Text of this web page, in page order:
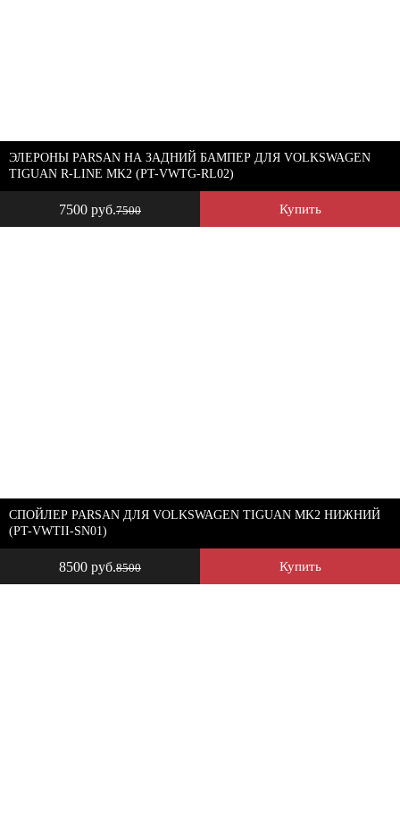
7500 руб.7500 Купить
ЭЛЕРОНЫ PARSAN НА ЗАДНИЙ БАМПЕР ДЛЯ VOLKSWAGEN
TIGUAN R-LINE MK2 (PT-VWTG-RL02)
8500 руб.8500 Купить
СПОЙЛЕР PARSAN ДЛЯ VOLKSWAGEN TIGUAN MK2 НИЖНИЙ
(PT-VWTII-SN01)